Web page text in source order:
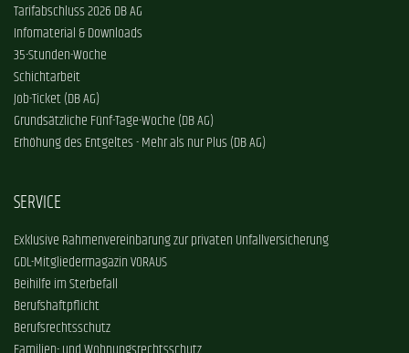
Tarifabschluss 2026 DB AG
Infomaterial & Downloads
35-Stunden-Woche
Schichtarbeit
Job-Ticket (DB AG)
Grundsätzliche Fünf-Tage-Woche (DB AG)
Erhöhung des Entgeltes - Mehr als nur Plus (DB AG)
SERVICE
Exklusive Rahmenvereinbarung zur privaten Unfallversicherung
GDL-Mitgliedermagazin VORAUS
Beihilfe im Sterbefall
Berufshaftpflicht
Berufsrechtsschutz